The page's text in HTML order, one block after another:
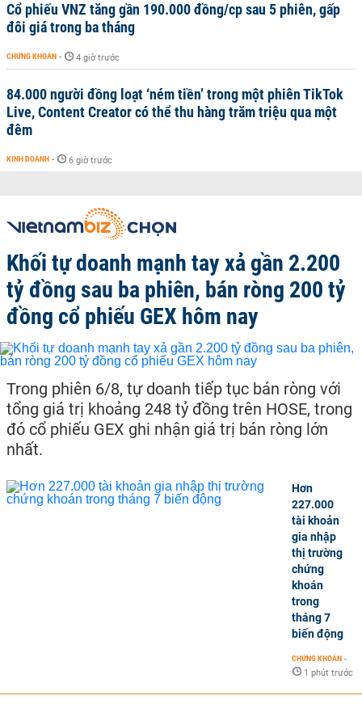
Cổ phiếu VNZ tăng gần 190.000 đồng/cp sau 5 phiên, gấp
đôi giá trong ba tháng
CHỨNG KHOÁN - 4 giờ trước
84.000 người đồng loạt ‘ném tiền’ trong một phiên TikTok
Live, Content Creator có thể thu hàng trăm triệu qua một
đêm
KINH DOANH - 6 giờ trước
Khối tự doanh mạnh tay xả gần 2.200
tỷ đồng sau ba phiên, bán ròng 200 tỷ
đồng cổ phiếu GEX hôm nay
Trong phiên 6/8, tự doanh tiếp tục bán ròng với
tổng giá trị khoảng 248 tỷ đồng trên HOSE, trong
đó cổ phiếu GEX ghi nhận giá trị bán ròng lớn
nhất.
Hơn
227.000
tài khoản
gia nhập
thị trường
chứng
khoán
trong
tháng 7
biến động
CHỨNG KHOÁN -
1 phút trước